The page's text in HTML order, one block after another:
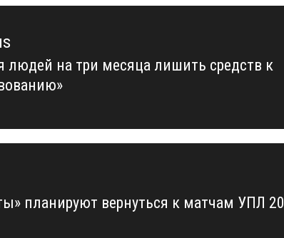
людей на три месяца лишить средств к
планируют вернуться к матчам УПЛ 20